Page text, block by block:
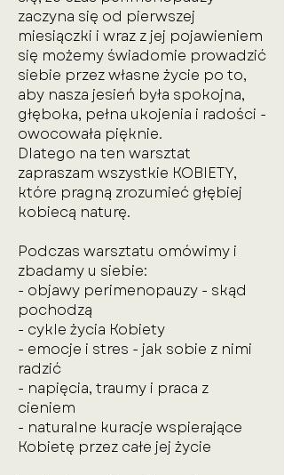
zaczyna się od pierwszej
miesiączki i wraz z jej pojawieniem
się możemy świadomie prowadzić
siebie przez własne życie po to,
aby nasza jesień była spokojna,
głęboka, pełna ukojenia i radości -
owocowała pięknie.
Dlatego na ten warsztat
zapraszam wszystkie KOBIETY,
które pragną zrozumieć głębiej
kobiecą naturę.
Podczas warsztatu omówimy i
zbadamy u siebie:
- objawy perimenopauzy - skąd
pochodzą
- cykle życia Kobiety
- emocje i stres - jak sobie z nimi
radzić
- napięcia, traumy i praca z
cieniem
- naturalne kuracje wspierające
Kobietę przez całe jej życie